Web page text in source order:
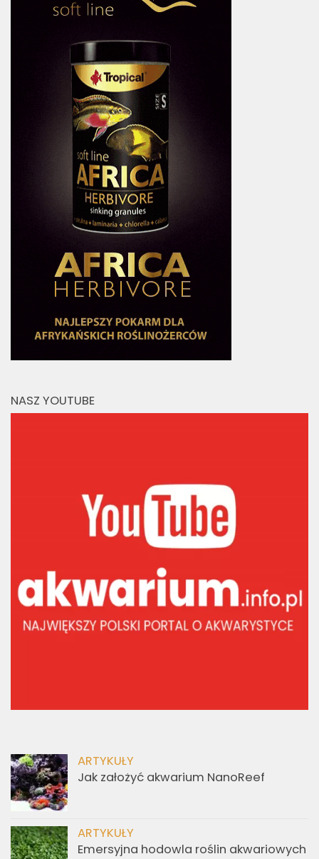
NASZ YOUTUBE
ARTYKUŁY
Jak założyć akwarium NanoReef
ARTYKUŁY
Emersyjna hodowla roślin akwariowych